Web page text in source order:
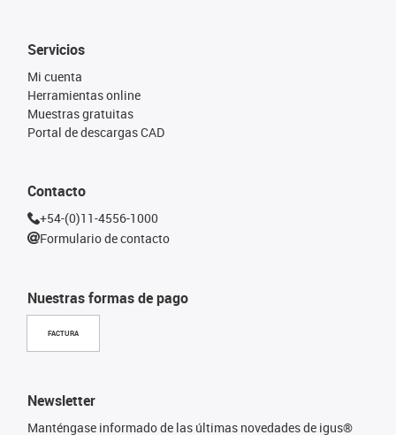
Nuestras formas de pago
FACTURA
Servicios
Mi cuenta
Herramientas online
Muestras gratuitas
Portal de descargas CAD
Contacto
+54-(0)11-4556-1000
Formulario de contacto
Newsletter
Manténgase informado de las últimas novedades de igus®